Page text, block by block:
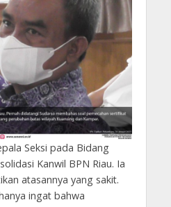
Seksi pada Bidang
Kanwil BPN Riau. Ia
atasannya yang sakit.
ingat bahwa